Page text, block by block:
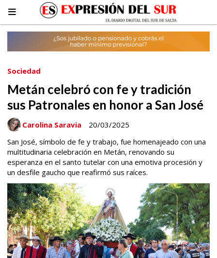
Metán celebró con fe y tradición
sus Patronales en honor a San José
San José, símbolo de fe y trabajo, fue homenajeado con una
multitudinaria celebración en Metán, renovando su
esperanza en el santo tutelar con una emotiva procesión y
un desfile gaucho que reafirmó sus raíces.
Sociedad
20/03/2025
Carolina Saravia